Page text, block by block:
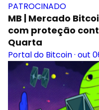
PATROCINADO
MB | Mercado
com proteção
Quarta
Portal do Bitcoin· out